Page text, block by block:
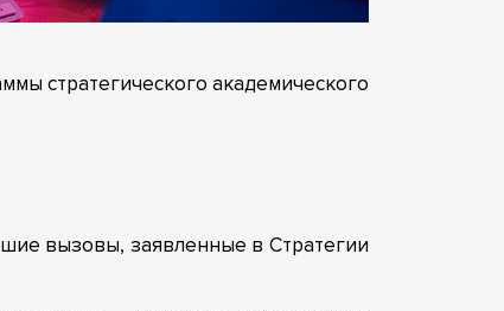
стратегического академического
вызовы, заявленные в Стратегии